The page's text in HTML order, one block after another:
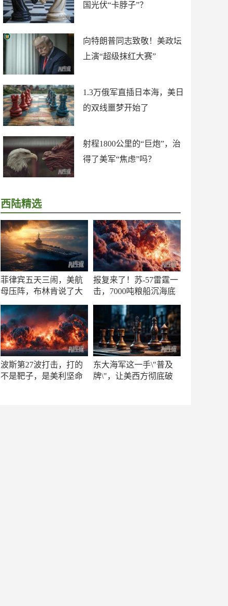
国光伏“卡脖子”？
向特朗普同志致敬！美政坛
上演“超级抹红大赛”
1.3万俄军直插日本海，美日
的双线噩梦开始了
射程1800公里的“巨炮”，治
得了美军“焦虑”吗？
西陆精选
菲律宾五天三闹，美航
母压阵，布林肯说了大
报复来了！苏-57雷霆一
击，7000吨粮船沉海底
波斯第27波打击，打的
不是靶子，是美利坚命
东大海军这一手\"普及
牌\"，让美西方彻底破